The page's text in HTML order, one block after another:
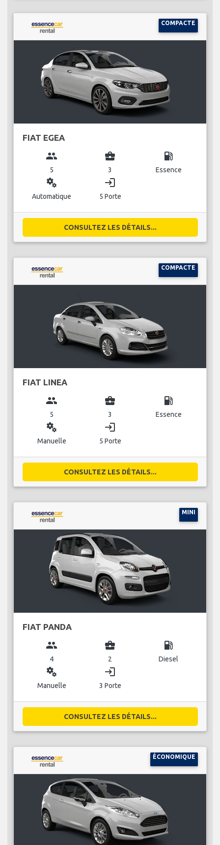
COMPACTE
FIAT EGEA
group
5
business_center
3
local_gas_station
Essence
miscellaneous_services
Automatique
login
5 Porte
CONSULTEZ LES DÉTAILS...
COMPACTE
FIAT LINEA
group
5
business_center
3
local_gas_station
Essence
miscellaneous_services
Manuelle
login
5 Porte
CONSULTEZ LES DÉTAILS...
MINI
FIAT PANDA
group
4
business_center
2
local_gas_station
Diesel
miscellaneous_services
Manuelle
login
3 Porte
CONSULTEZ LES DÉTAILS...
ÉCONOMIQUE